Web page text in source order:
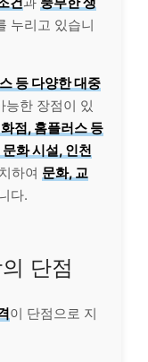
누리고 있습니
등 다양한 대중
능한 장점이 있
점, 홈플러스 등
화 시설, 인천
하여 문화, 교
다.
단점
이 단점으로 지